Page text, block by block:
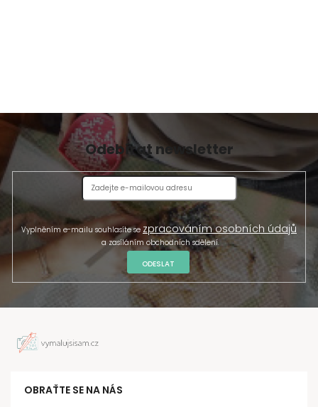
Odebírat newsletter
Vyplněním e-mailu souhlasíte se zpracováním osobních údajů
a zasíláním obchodních sdělení.
ODESLAT
OBRAŤTE SE NA NÁS